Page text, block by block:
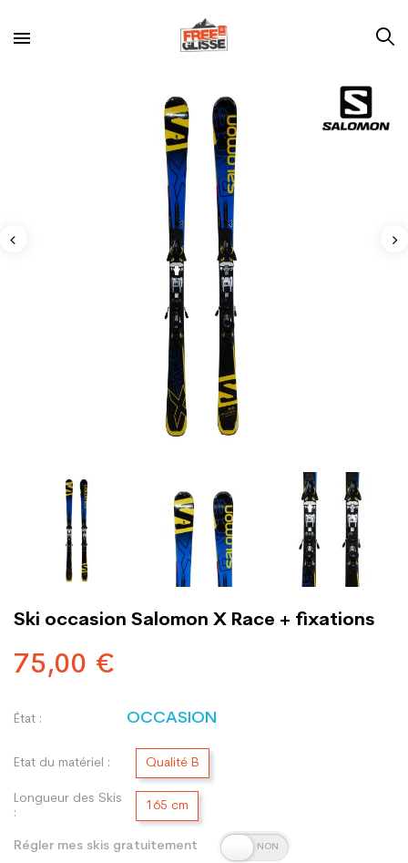
Ski occasion Salomon X Race + fixations
75,00 €
État : OCCASION
Etat du matériel : Qualité B
Longueur des Skis
:
165 cm
Régler mes skis gratuitement